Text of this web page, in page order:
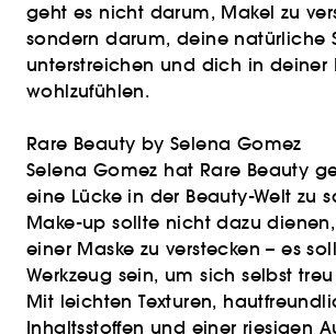
geht es nicht darum, Makel zu
sondern darum, deine natürliche
unterstreichen und dich in deiner
wohlzufühlen.
Rare Beauty by Selena Gomez
Selena Gomez hat Rare Beauty
eine Lücke in der Beauty-Welt zu
Make-up sollte nicht dazu
einer Maske zu verstecken – es
Werkzeug sein, um sich selbst
Mit leichten Texturen,
Inhaltsstoffen und einer riesigen